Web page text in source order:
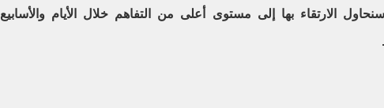
الارتقاء بها إلى مستوى أعلى من التفاهم خلال الأيام والأسابيع